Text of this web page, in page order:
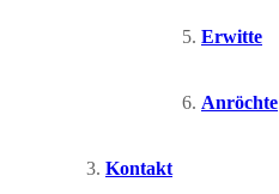
Erwitte
Anröchte
Kontakt